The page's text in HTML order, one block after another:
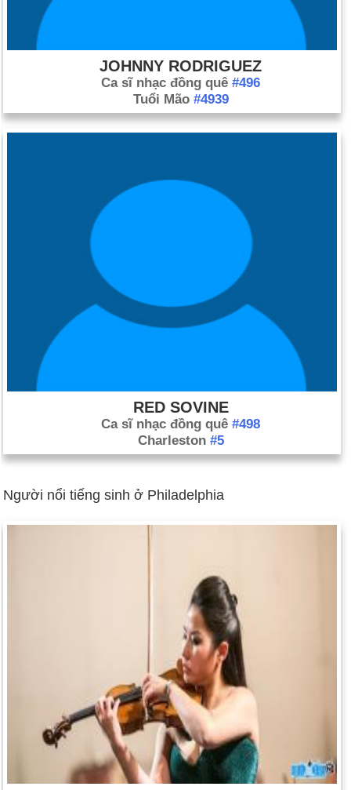
JOHNNY RODRIGUEZ
Ca sĩ nhạc đồng quê #496
Tuổi Mão #4939
RED SOVINE
Ca sĩ nhạc đồng quê #498
Charleston #5
Người nổi tiếng sinh ở Philadelphia